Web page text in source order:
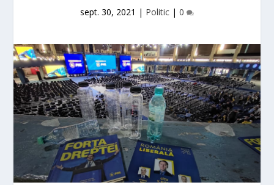
sept. 30, 2021 | Politic | 0